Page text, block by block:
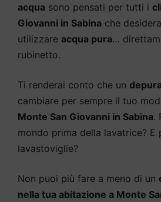
acqua sono pensati per tutti i
Giovanni in Sabina che
utilizzare acqua pura…
rubinetto.
Ti renderai conto che un
cambiare per sempre il tuo
Monte San Giovanni in Sabina.
mondo prima della lavatrice? E
lavastoviglie?
Non puoi più fare a meno di un
nella tua abitazione a Monte